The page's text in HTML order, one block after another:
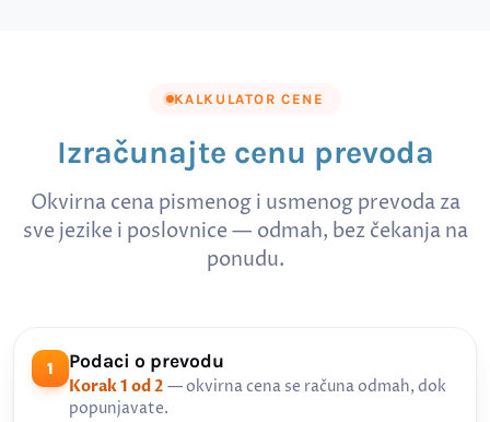
KALKULATOR CENE
Izračunajte cenu prevoda
Okvirna cena pismenog i usmenog prevoda za
sve jezike i poslovnice — odmah, bez čekanja na
ponudu.
1 Podaci o prevodu
Korak 1 od 2 — okvirna cena se računa odmah, dok
popunjavate.